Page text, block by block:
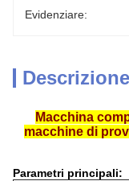
Evidenziare:
Macchina
macchine di
Parametri principali: